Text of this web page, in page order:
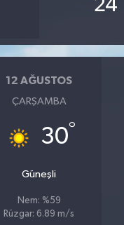
24
12 AĞUSTOS
ÇARŞAMBA
30°
Güneşli
Nem: %59
Rüzgar: 6.89 m/s